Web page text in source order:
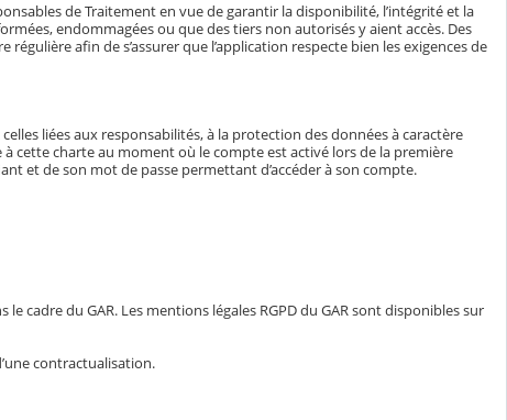
de Traitement en vue de garantir la disponibilité, l’intégrité et la
endommagées ou que des tiers non autorisés y aient accès. Des
afin de s’assurer que l’application respecte bien les exigences de
liées aux responsabilités, à la protection des données à caractère
cette charte au moment où le compte est activé lors de la première
et de son mot de passe permettant d’accéder à son compte.
cadre du GAR. Les mentions légales RGPD du GAR sont disponibles sur
contractualisation.